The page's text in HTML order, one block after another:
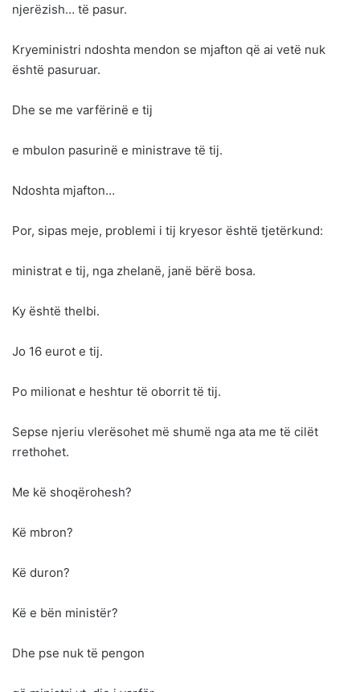
njerëzish… të pasur.
Kryeministri ndoshta mendon se mjafton që ai vetë nuk
është pasuruar.
Dhe se me varfërinë e tij
e mbulon pasurinë e ministrave të tij.
Ndoshta mjafton…
Por, sipas meje, problemi i tij kryesor është tjetërkund:
ministrat e tij, nga zhelanë, janë bërë bosa.
Ky është thelbi.
Jo 16 eurot e tij.
Po milionat e heshtur të oborrit të tij.
Sepse njeriu vlerësohet më shumë nga ata me të cilët
rrethohet.
Me kë shoqërohesh?
Kë mbron?
Kë duron?
Kë e bën ministër?
Dhe pse nuk të pengon